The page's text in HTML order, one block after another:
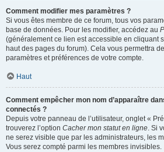
Comment modifier mes paramètres ?
Si vous êtes membre de ce forum, tous vos
base de données. Pour les modifier, accédez au
(généralement ce lien est accessible en cliquant
haut des pages du forum). Cela vous permettra
paramètres et préférences de votre compte.
Haut
Comment empêcher mon nom d’apparaître
connectés ?
Depuis votre panneau de l’utilisateur, onglet «
trouverez l’option Cacher mon statut en ligne. Si
ne serez visible que par les administrateurs, les
Vous serez compté parmi les membres invisibles.